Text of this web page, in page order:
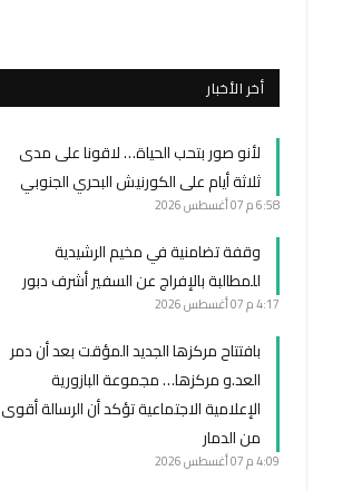
أخر الأخبار
لأنو صور بتحب الحياة… لاقونا على مدى
ثلاثة أيام على الكورنيش البحري الجنوبي
6:58 م 07 أغسطس 2026
وقفة تضامنية في مخيم الرشيدية
للمطالبة بالإفراج عن السفير أشرف دبور
4:17 م 07 أغسطس 2026
بافتتاح مركزها الجديد المؤقت بعد أن دمر
العد.و مركزها… مجموعة البازورية
الإعلامية الاجتماعية تؤكد أن الرسالة أقوى
من الدمار
4:09 م 07 أغسطس 2026